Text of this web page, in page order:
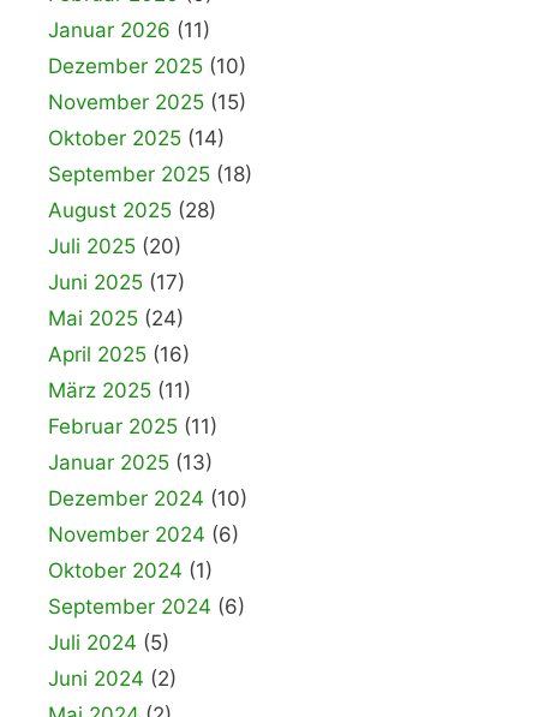
Januar 2026 (11)
Dezember 2025 (10)
November 2025 (15)
Oktober 2025 (14)
September 2025 (18)
August 2025 (28)
Juli 2025 (20)
Juni 2025 (17)
Mai 2025 (24)
April 2025 (16)
März 2025 (11)
Februar 2025 (11)
Januar 2025 (13)
Dezember 2024 (10)
November 2024 (6)
Oktober 2024 (1)
September 2024 (6)
Juli 2024 (5)
Juni 2024 (2)